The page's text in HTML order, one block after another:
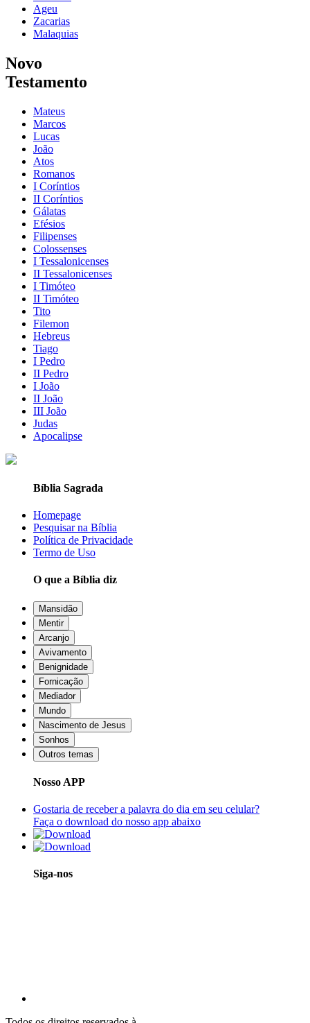
Ageu
Zacarias
Malaquias
Novo
Testamento
Mateus
Marcos
Lucas
João
Atos
Romanos
I Coríntios
II Coríntios
Gálatas
Efésios
Filipenses
Colossenses
I Tessalonicenses
II Tessalonicenses
I Timóteo
II Timóteo
Tito
Filemon
Hebreus
Tiago
I Pedro
II Pedro
I João
II João
III João
Judas
Apocalipse
Bíblia Sagrada
Homepage
Pesquisar na Bíblia
Política de Privacidade
Termo de Uso
O que a Bíblia diz
Mansidão
Mentir
Arcanjo
Avivamento
Benignidade
Fornicação
Mediador
Mundo
Nascimento de Jesus
Sonhos
Outros temas
Nosso APP
Gostaria de receber a palavra do dia em seu celular?
Faça o download do nosso app abaixo
Siga-nos